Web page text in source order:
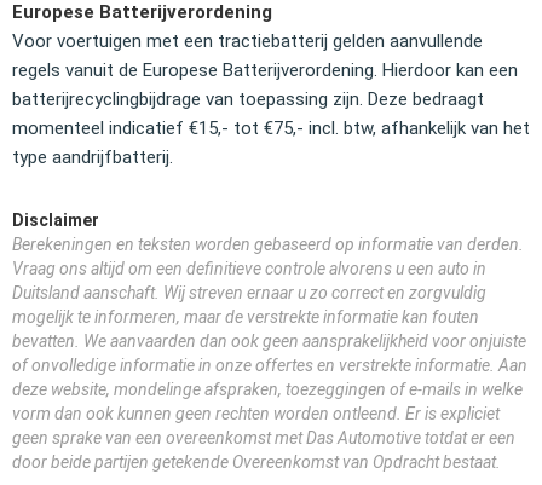
Europese Batterijverordening
Voor voertuigen met een tractiebatterij gelden aanvullende
regels vanuit de Europese Batterijverordening. Hierdoor kan een
batterijrecyclingbijdrage van toepassing zijn. Deze bedraagt
momenteel indicatief €15,- tot €75,- incl. btw, afhankelijk van het
type aandrijfbatterij.
Disclaimer
Berekeningen en teksten worden gebaseerd op informatie van derden.
Vraag ons altijd om een definitieve controle alvorens u een auto in
Duitsland aanschaft. Wij streven ernaar u zo correct en zorgvuldig
mogelijk te informeren, maar de verstrekte informatie kan fouten
bevatten. We aanvaarden dan ook geen aansprakelijkheid voor onjuiste
of onvolledige informatie in onze offertes en verstrekte informatie. Aan
deze website, mondelinge afspraken, toezeggingen of e-mails in welke
vorm dan ook kunnen geen rechten worden ontleend. Er is expliciet
geen sprake van een overeenkomst met Das Automotive totdat er een
door beide partijen getekende Overeenkomst van Opdracht bestaat.